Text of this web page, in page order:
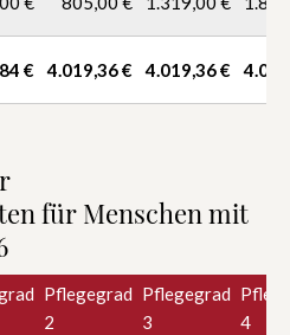
€ 4.019,36 € 4.019,36 €
für Menschen mit
Pflegegrad
2
Pflegegrad
3
4